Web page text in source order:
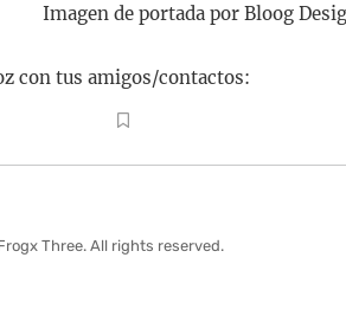
Imagen de portada por Bloog
con tus amigos/contactos:
Three. All rights reserved.